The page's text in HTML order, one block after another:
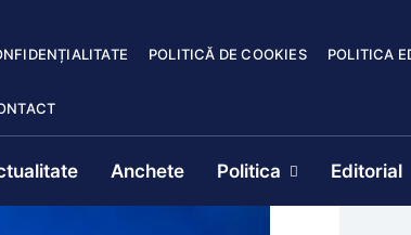
POLITICĂ DE COOKIES POLITICA
Anchete Politica Editorial